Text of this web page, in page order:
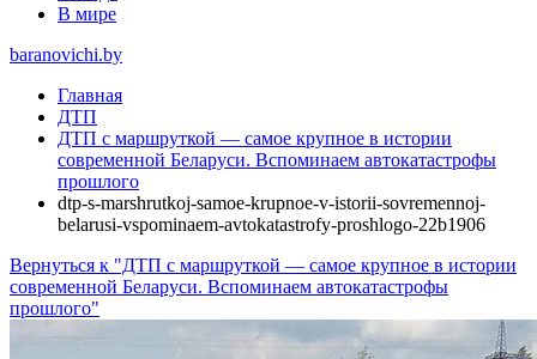
В мире
baranovichi.by
Главная
ДТП
ДТП с маршруткой — самое крупное в истории
современной Беларуси. Вспоминаем автокатастрофы
прошлого
dtp-s-marshrutkoj-samoe-krupnoe-v-istorii-sovremennoj-
belarusi-vspominaem-avtokatastrofy-proshlogo-22b1906
Вернуться к "ДТП с маршруткой — самое крупное в истории
современной Беларуси. Вспоминаем автокатастрофы
прошлого"